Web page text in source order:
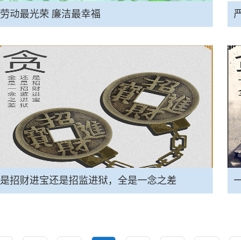
劳动最光荣 廉洁最幸福
是招财进宝还是招监进狱，全是一念之差